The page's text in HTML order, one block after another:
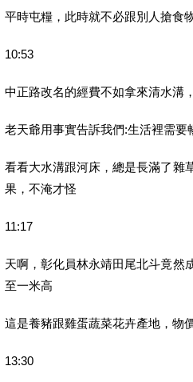
平時屯糧，此時就不必跟別人搶食
10:53
中正路改名的經費不如拿來清水溝
老天爺用事實告訴我們:生活裡需要
看看大水溝跟河床，總是長滿了雜
果，不淹才怪
11:17
天啊，彰化員林永靖田尾北斗竟然
至一米高
這是養豬跟雞蛋蔬菜花卉產地，物
13:30